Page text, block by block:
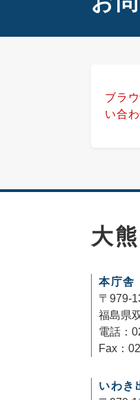
ブラ
い合
大
本庁舎
〒979-
福島県
電話：
Fax：
いわき